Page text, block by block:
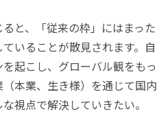
と、「従来の枠」にはまった
いることが散見されます。自
起こし、グローバル観をもっ
本業、生き様）を通じて国内
視点で解決していきたい。